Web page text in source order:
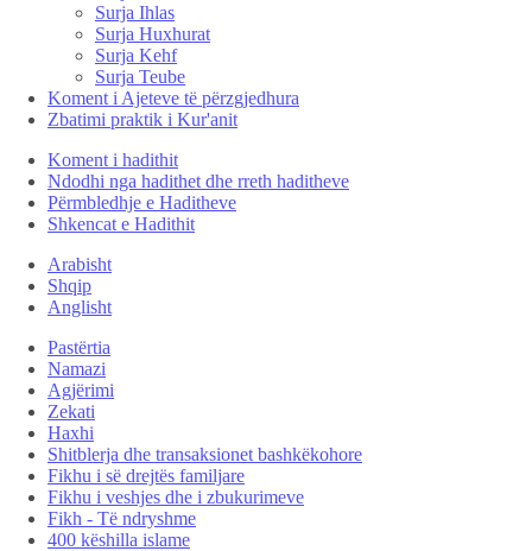
Surja Ihlas
Surja Huxhurat
Surja Kehf
Surja Teube
Koment i Ajeteve të përzgjedhura
Zbatimi praktik i Kur'anit
Koment i hadithit
Ndodhi nga hadithet dhe rreth haditheve
Përmbledhje e Haditheve
Shkencat e Hadithit
Arabisht
Shqip
Anglisht
Pastërtia
Namazi
Agjërimi
Zekati
Haxhi
Shitblerja dhe transaksionet bashkëkohore
Fikhu i së drejtës familjare
Fikhu i veshjes dhe i zbukurimeve
Fikh - Të ndryshme
400 këshilla islame